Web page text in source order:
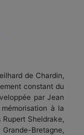
de Chardin,
constant du
par Jean
à la
Sheldrake,
Bretagne,